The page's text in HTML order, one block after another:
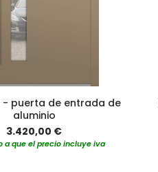
- puerta de entrada de
aluminio
3.420,00 €
a que el precio incluye iva